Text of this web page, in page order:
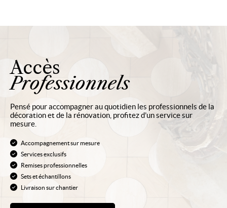
Accès
Professionnels
Pensé pour accompagner au quotidien les professionnels de la
décoration et de la rénovation, profitez d’un service sur
mesure.
Accompagnement sur mesure
Services exclusifs
Remises professionnelles
Sets et échantillons
Livraison sur chantier